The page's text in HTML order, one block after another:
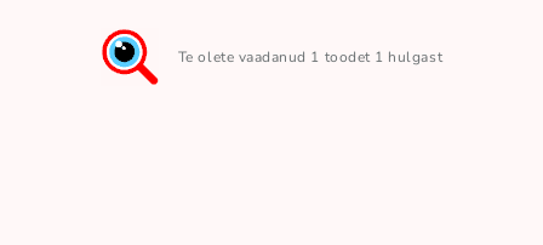
Te olete vaadanud 1 toodet 1 hulgast